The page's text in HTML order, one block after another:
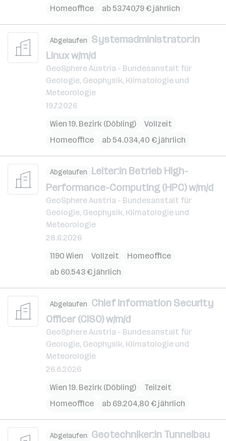
Homeoffice ab 53.740,79 € jährlich
Abgelaufen Systemadministrator:in
Linux w/m/d
GeoSphere Austria - Bundesanstalt für
Geologie, Geophysik, Klimatologie und
Meteorologie
19.7.2026
Wien 19. Bezirk (Döbling)
Vollzeit
Homeoffice
ab 54.034,40 € jährlich
Abgelaufen Leiter:in Betrieb High-
Performance-Computing (HPC) w/m/d
GeoSphere Austria - Bundesanstalt für
Geologie, Geophysik, Klimatologie und
Meteorologie
28.6.2026
1190 Wien
Vollzeit
Homeoffice
ab 60.543 € jährlich
Abgelaufen Chief Information Security
Officer (CISO) w/m/d
GeoSphere Austria - Bundesanstalt für
Geologie, Geophysik, Klimatologie und
Meteorologie
26.6.2026
Wien 19. Bezirk (Döbling)
Teilzeit
Homeoffice
ab 69.204,80 € jährlich
Abgelaufen Geotechniker:in Tunnelbau